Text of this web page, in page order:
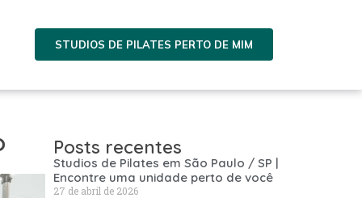
STUDIOS DE PILATES PERTO DE MIM
Posts recentes
Studios de Pilates em São Paulo / SP |
Encontre uma unidade perto de você
27 de abril de 2026